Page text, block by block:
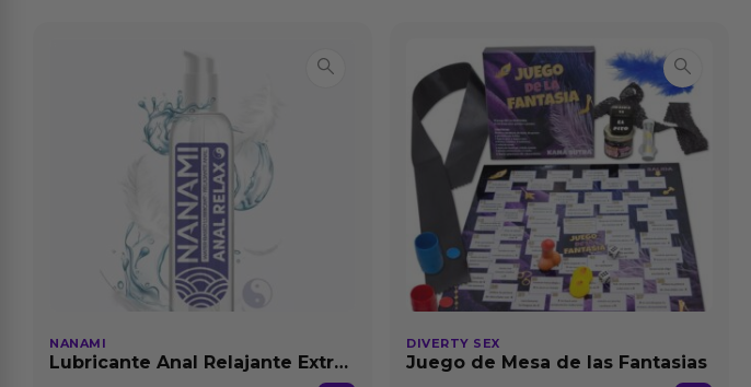
NANAMI
Lubricante Anal Relajante Extra
DIVERTY SEX
Juego de Mesa de las Fantasias